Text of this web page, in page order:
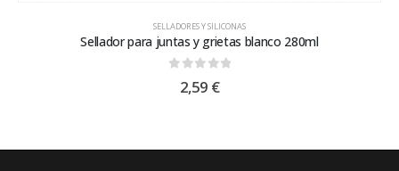
SELLADORES Y SILICONAS
Sellador para juntas y grietas blanco 280ml
2,59 €